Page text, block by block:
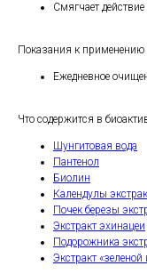
Смягчает
Показания к применению
Ежедневное
Что содержится в
Шунгитовая вода
Пантенол
Биолин
Календулы
Почек березы
Экстракт эхинацеи
Подорожника
Экстракт